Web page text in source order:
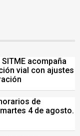
acompaña
vial con ajustes
de
4 de agosto.